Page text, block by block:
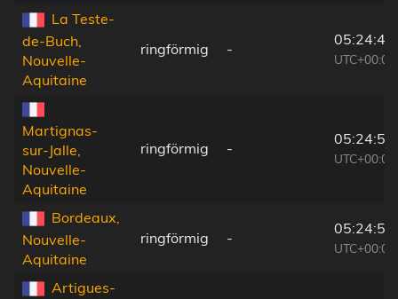
La Teste-
de-Buch,
Nouvelle-
Aquitaine
ringförmig -
05:24:46
UTC+00:09
Martignas-
sur-Jalle,
Nouvelle-
Aquitaine
ringförmig -
05:24:56
UTC+00:09
Bordeaux,
Nouvelle-
Aquitaine
ringförmig -
05:24:52
UTC+00:09
Artigues-